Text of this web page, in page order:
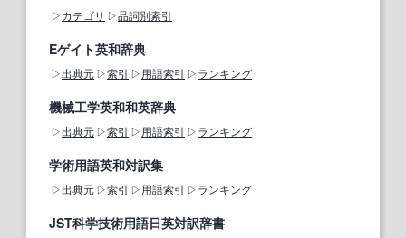
カテゴリ
品詞別索引
Eゲイト英和辞典
出典元 索引 用語索引 ランキング
機械工学英和和英辞典
出典元 索引 用語索引 ランキング
学術用語英和対訳集
出典元 索引 用語索引 ランキング
JST科学技術用語日英対訳辞書